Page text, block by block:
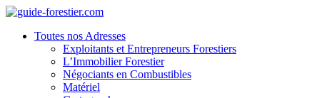
Toutes nos Adresses
Exploitants et Entrepreneurs Forestiers
L’Immobilier Forestier
Négociants en Combustibles
Matériel